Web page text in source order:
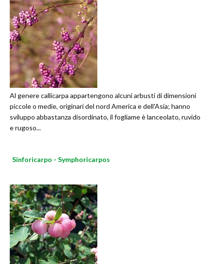
Al genere callicarpa appartengono alcuni arbusti di dimensioni
piccole o medie, originari del nord America e dell'Asia; hanno
sviluppo abbastanza disordinato, il fogliame è lanceolato, ruvido
e rugoso...
Sinforicarpo - Symphoricarpos